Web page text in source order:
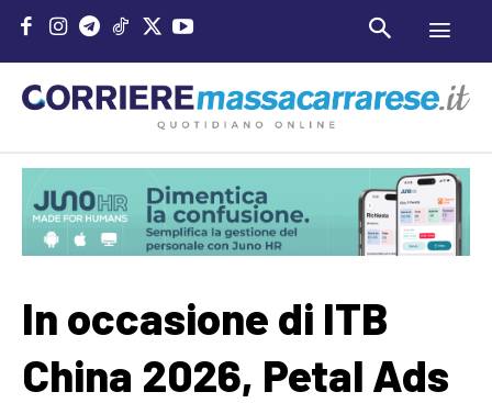
In occasione di ITB
China 2026, Petal Ads